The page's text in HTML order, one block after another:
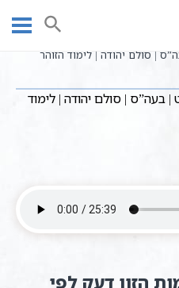
| סולם יהודה | לימוד הזוהר
| סולם יהודה | לימוד
הזון דעק לפי